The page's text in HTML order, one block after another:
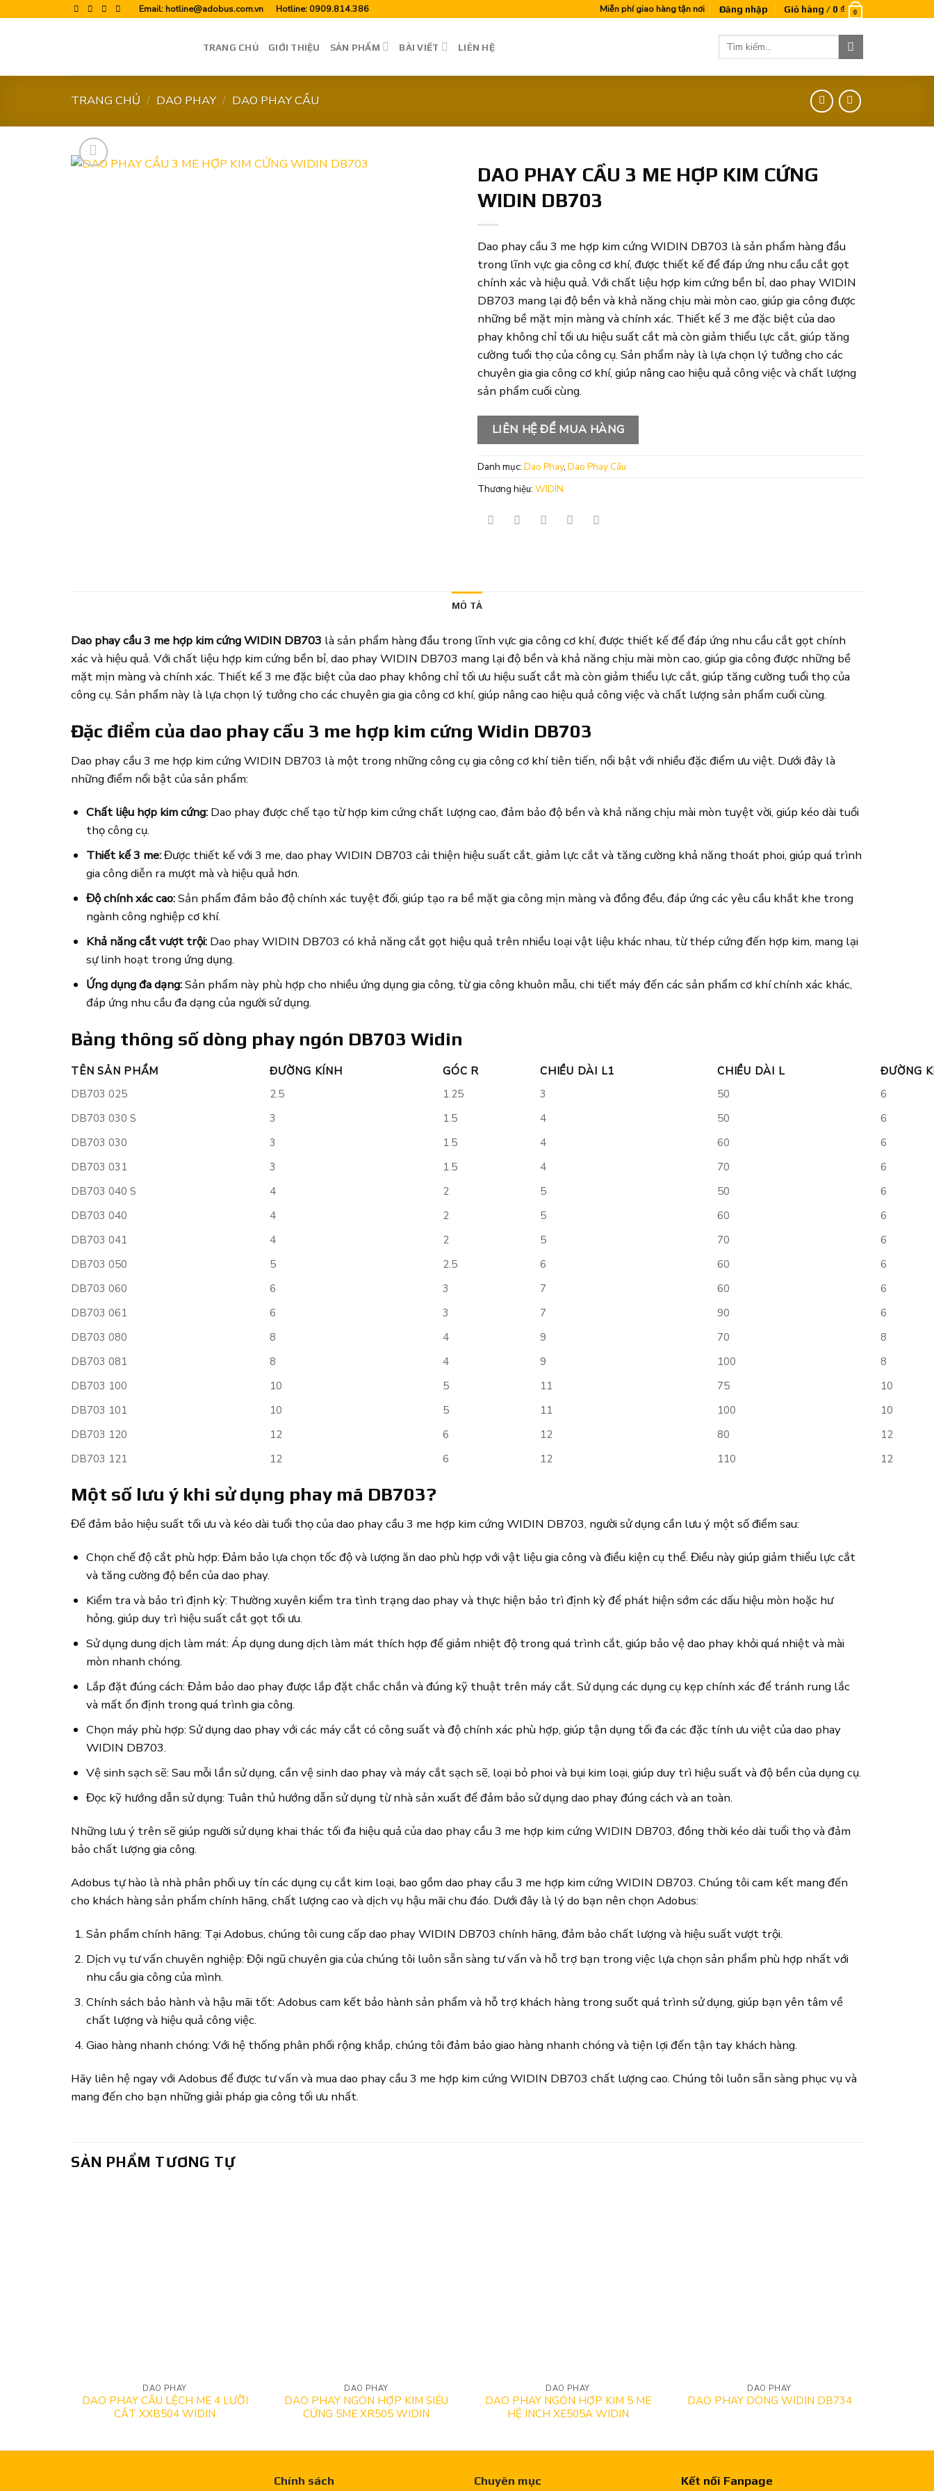
Email:hotline@adobus.com.vn Hotline: 0909.814.386 Miễn phí giao hàng tận nơi Đăng nhập Giỏ hàng / 0 ₫ 0
TRANG CHỦ GIỚI THIỆU SẢN PHẨM BÀI VIẾT LIÊN HỆ
Tìm
TRANG CHỦ / DAO PHAY / DAO PHAY CẦU
DAO PHAY CẦU 3 ME HỢP KIM CỨNG
WIDIN DB703
Dao phay cầu 3 me hợp kim cứng WIDIN DB703 là sản phẩm hàng đầu
trong lĩnh vực gia công cơ khí, được thiết kế để đáp ứng nhu cầu cắt gọt
chính xác và hiệu quả. Với chất liệu hợp kim cứng bền bỉ, dao phay WIDIN
DB703 mang lại độ bền và khả năng chịu mài mòn cao, giúp gia công được
những bề mặt mịn màng và chính xác. Thiết kế 3 me đặc biệt của dao
phay không chỉ tối ưu hiệu suất cắt mà còn giảm thiểu lực cắt, giúp tăng
cường tuổi thọ của công cụ. Sản phẩm này là lựa chọn lý tưởng cho các
chuyên gia gia công cơ khí, giúp nâng cao hiệu quả công việc và chất lượng
sản phẩm cuối cùng.
LIÊN HỆ ĐỂ MUA HÀNG
Danh mục: Dao Phay, Dao Phay Cầu
Thương hiệu: WIDIN
MÔ TẢ
Dao phay cầu 3 me hợp kim cứng WIDIN DB703 là sản phẩm hàng đầu trong lĩnh vực gia công cơ khí, được thiết kế để đáp ứng nhu cầu cắt gọt chính
xác và hiệu quả. Với chất liệu hợp kim cứng bền bỉ, dao phay WIDIN DB703 mang lại độ bền và khả năng chịu mài mòn cao, giúp gia công được những bề
mặt mịn màng và chính xác. Thiết kế 3 me đặc biệt của dao phay không chỉ tối ưu hiệu suất cắt mà còn giảm thiểu lực cắt, giúp tăng cường tuổi thọ của
công cụ. Sản phẩm này là lựa chọn lý tưởng cho các chuyên gia gia công cơ khí, giúp nâng cao hiệu quả công việc và chất lượng sản phẩm cuối cùng.
Đặc điểm của dao phay cầu 3 me hợp kim cứng Widin DB703
Dao phay cầu 3 me hợp kim cứng WIDIN DB703 là một trong những công cụ gia công cơ khí tiên tiến, nổi bật với nhiều đặc điểm ưu việt. Dưới đây là
những điểm nổi bật của sản phẩm:
Chất liệu hợp kim cứng:Dao phay được chế tạo từ hợp kim cứng chất lượng cao, đảm bảo độ bền và khả năng chịu mài mòn tuyệt vời, giúp kéo dài tuổi
thọ công cụ.
Thiết kế 3 me:Được thiết kế với 3 me, dao phay WIDIN DB703 cải thiện hiệu suất cắt, giảm lực cắt và tăng cường khả năng thoát phoi, giúp quá trình
gia công diễn ra mượt mà và hiệu quả hơn.
Độ chính xác cao:Sản phẩm đảm bảo độ chính xác tuyệt đối, giúp tạo ra bề mặt gia công mịn màng và đồng đều, đáp ứng các yêu cầu khắt khe trong
ngành công nghiệp cơ khí.
Khả năng cắt vượt trội:Dao phay WIDIN DB703 có khả năng cắt gọt hiệu quả trên nhiều loại vật liệu khác nhau, từ thép cứng đến hợp kim, mang lại
sự linh hoạt trong ứng dụng.
Ứng dụng đa dạng:Sản phẩm này phù hợp cho nhiều ứng dụng gia công, từ gia công khuôn mẫu, chi tiết máy đến các sản phẩm cơ khí chính xác khác,
đáp ứng nhu cầu đa dạng của người sử dụng.
Bảng thông số dòng phay ngón DB703 Widin
TÊN SẢN PHẨM ĐƯỜNG KÍNH GÓC R CHIỀU DÀI L1 CHIỀU DÀI L
ĐƯỜNG
DB703 025
2.5 1.25 3 50
6
DB703 030 S
3 1.5 4 50
6
DB703 030
3 1.5 4 60
6
DB703 031
3 1.5 4 70
6
DB703 040 S
4 2 5 50
6
DB703 040
4 2 5 60
6
DB703 041
4 2 5 70
6
DB703 050
5 2.5 6 60
6
DB703 060
6 3 7 60
6
DB703 061
6 3 7 90
6
DB703 080
8 4 9 70
8
DB703 081
8 4 9 100
8
DB703 100
10 5 11 75
10
DB703 101
10 5 11 100
10
DB703 120
12 6 12 80
12
DB703 121
12 6 12 110 12
Một số lưu ý khi sử dụng phay mã DB703?
Để đảm bảo hiệu suất tối ưu và kéo dài tuổi thọ của dao phay cầu 3 me hợp kim cứng WIDIN DB703, người sử dụng cần lưu ý một số điểm sau:
Chọn chế độ cắt phù hợp: Đảm bảo lựa chọn tốc độ và lượng ăn dao phù hợp với vật liệu gia công và điều kiện cụ thể. Điều này giúp giảm thiểu lực cắt
và tăng cường độ bền của dao phay.
Kiểm tra và bảo trì định kỳ: Thường xuyên kiểm tra tình trạng dao phay và thực hiện bảo trì định kỳ để phát hiện sớm các dấu hiệu mòn hoặc hư
hỏng, giúp duy trì hiệu suất cắt gọt tối ưu.
Sử dụng dung dịch làm mát: Áp dụng dung dịch làm mát thích hợp để giảm nhiệt độ trong quá trình cắt, giúp bảo vệ dao phay khỏi quá nhiệt và mài
mòn nhanh chóng.
Lắp đặt đúng cách: Đảm bảo dao phay được lắp đặt chắc chắn và đúng kỹ thuật trên máy cắt. Sử dụng các dụng cụ kẹp chính xác để tránh rung lắc
và mất ổn định trong quá trình gia công.
Chọn máy phù hợp: Sử dụng dao phay với các máy cắt có công suất và độ chính xác phù hợp, giúp tận dụng tối đa các đặc tính ưu việt của dao phay
WIDIN DB703.
Vệ sinh sạch sẽ: Sau mỗi lần sử dụng, cần vệ sinh dao phay và máy cắt sạch sẽ, loại bỏ phoi và bụi kim loại, giúp duy trì hiệu suất và độ bền của dụng cụ.
Đọc kỹ hướng dẫn sử dụng: Tuân thủ hướng dẫn sử dụng từ nhà sản xuất để đảm bảo sử dụng dao phay đúng cách và an toàn.
Những lưu ý trên sẽ giúp người sử dụng khai thác tối đa hiệu quả của dao phay cầu 3 me hợp kim cứng WIDIN DB703, đồng thời kéo dài tuổi thọ và đảm
bảo chất lượng gia công.
Adobus tự hào là nhà phân phối uy tín các dụng cụ cắt kim loại, bao gồm dao phay cầu 3 me hợp kim cứng WIDIN DB703. Chúng tôi cam kết mang đến
cho khách hàng sản phẩm chính hãng, chất lượng cao và dịch vụ hậu mãi chu đáo. Dưới đây là lý do bạn nên chọn Adobus:
Sản phẩm chính hãng: Tại Adobus, chúng tôi cung cấp dao phay WIDIN DB703 chính hãng, đảm bảo chất lượng và hiệu suất vượt trội.
Dịch vụ tư vấn chuyên nghiệp: Đội ngũ chuyên gia của chúng tôi luôn sẵn sàng tư vấn và hỗ trợ bạn trong việc lựa chọn sản phẩm phù hợp nhất với
nhu cầu gia công của mình.
Chính sách bảo hành và hậu mãi tốt: Adobus cam kết bảo hành sản phẩm và hỗ trợ khách hàng trong suốt quá trình sử dụng, giúp bạn yên tâm về
chất lượng và hiệu quả công việc.
Giao hàng nhanh chóng: Với hệ thống phân phối rộng khắp, chúng tôi đảm bảo giao hàng nhanh chóng và tiện lợi đến tận tay khách hàng.
Hãy liên hệ ngay với Adobus để được tư vấn và mua dao phay cầu 3 me hợp kim cứng WIDIN DB703 chất lượng cao. Chúng tôi luôn sẵn sàng phục vụ và
mang đến cho bạn những giải pháp gia công tối ưu nhất.
SẢN PHẨM TƯƠNG TỰ
DAO PHAY
DAO PHAY CẦU LỆCH ME 4 LƯỠI
CẮT XXB504 WIDIN
DAO PHAY
DAO PHAY NGÓN HỢP KIM SIÊU
CỨNG 5ME XR505 WIDIN
DAO PHAY
DAO PHAY NGÓN HỢP KIM 5 ME
HỆ INCH XE505A WIDIN
DAO PHAY
DAO PHAY DÒNG WIDIN DB734
Chính sách Chuyên mục Kết nối Fanpage